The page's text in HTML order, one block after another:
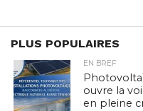
PLUS POPULAIRES
EN BREF
ouvre la
en pleine